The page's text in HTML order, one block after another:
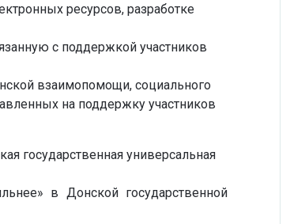
ресурсов, разработке
с поддержкой участников
взаимопомощи, социального
на поддержку участников
государственная универсальная
в Донской государственной